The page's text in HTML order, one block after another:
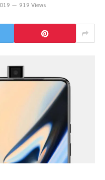
919 Views